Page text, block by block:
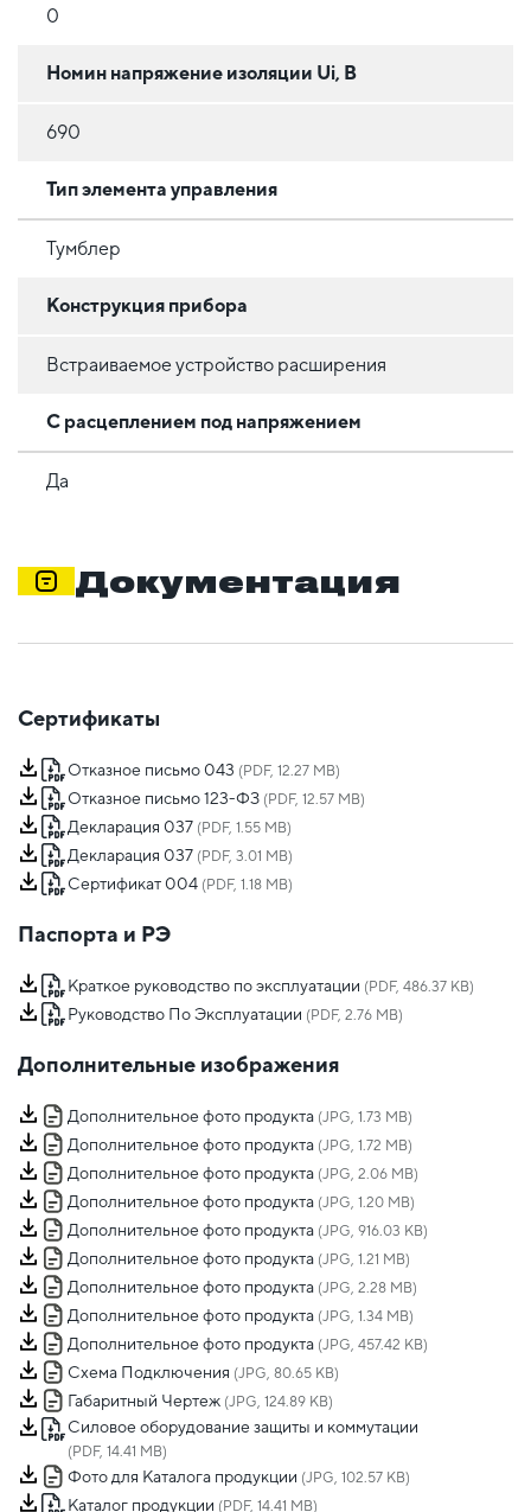
0
Номин напряжение изоляции Ui, В
690
Тип элемента управления
Тумблер
Конструкция прибора
Встраиваемое устройство расширения
С расцеплением под напряжением
Да
Документация
Сертификаты
Отказное письмо 043 (PDF, 12.27 MB)
Отказное письмо 123-ФЗ (PDF, 12.57 MB)
Декларация 037 (PDF, 1.55 MB)
Декларация 037 (PDF, 3.01 MB)
Сертификат 004 (PDF, 1.18 MB)
Паспорта и РЭ
Краткое руководство по эксплуатации (PDF, 486.37 KB)
Руководство По Эксплуатации (PDF, 2.76 MB)
Дополнительные изображения
Дополнительное фото продукта (JPG, 1.73 MB)
Дополнительное фото продукта (JPG, 1.72 MB)
Дополнительное фото продукта (JPG, 2.06 MB)
Дополнительное фото продукта (JPG, 1.20 MB)
Дополнительное фото продукта (JPG, 916.03 KB)
Дополнительное фото продукта (JPG, 1.21 MB)
Дополнительное фото продукта (JPG, 2.28 MB)
Дополнительное фото продукта (JPG, 1.34 MB)
Дополнительное фото продукта (JPG, 457.42 KB)
Схема Подключения (JPG, 80.65 KB)
Габаритный Чертеж (JPG, 124.89 KB)
Силовое оборудование защиты и коммутации
(PDF, 14.41 MB)
Фото для Каталога продукции (JPG, 102.57 KB)
Каталог продукции (PDF, 14.41 MB)